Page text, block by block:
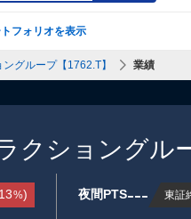
フォリオを表示
グループ【1762.T】 業績
クショングル
%) 夜間PTS--- 東証